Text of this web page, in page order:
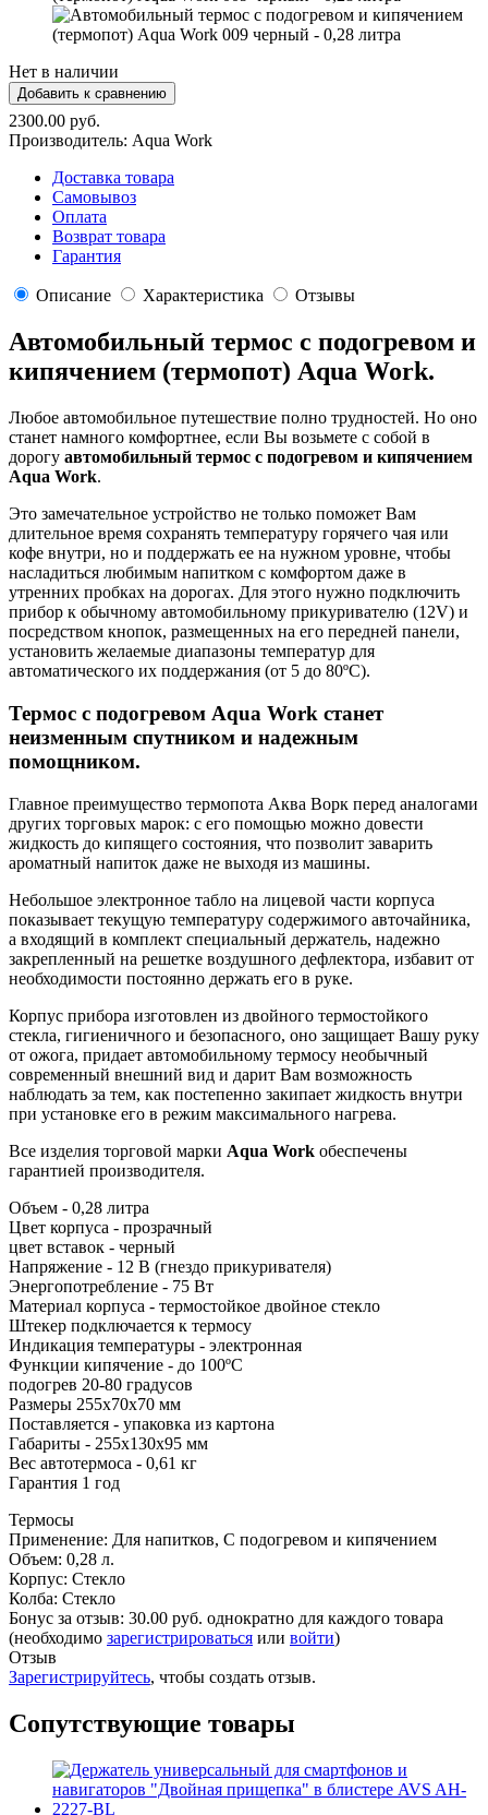
Нет в наличии
2300.00 руб.
Производитель: Aqua Work
Доставка товара
Самовывоз
Оплата
Возврат товара
Гарантия
Описание Характеристика Отзывы
Автомобильный термос с подогревом и
кипячением (термопот) Aqua Work.
Любое автомобильное путешествие полно трудностей. Но оно
станет намного комфортнее, если Вы возьмете с собой в
дорогу автомобильный термос с подогревом и кипячением
Aqua Work.
Это замечательное устройство не только поможет Вам
длительное время сохранять температуру горячего чая или
кофе внутри, но и поддержать ее на нужном уровне, чтобы
насладиться любимым напитком с комфортом даже в
утренних пробках на дорогах. Для этого нужно подключить
прибор к обычному автомобильному прикуривателю (12V) и
посредством кнопок, размещенных на его передней панели,
установить желаемые диапазоны температур для
автоматического их поддержания (от 5 до 80ºС).
Термос c подогревом Aqua Work станет
неизменным спутником и надежным
помощником.
Главное преимущество термопота Аква Ворк перед аналогами
других торговых марок: с его помощью можно довести
жидкость до кипящего состояния, что позволит заварить
ароматный напиток даже не выходя из машины.
Небольшое электронное табло на лицевой части корпуса
показывает текущую температуру содержимого авточайника,
а входящий в комплект специальный держатель, надежно
закрепленный на решетке воздушного дефлектора, избавит от
необходимости постоянно держать его в руке.
Корпус прибора изготовлен из двойного термостойкого
стекла, гигиеничного и безопасного, оно защищает Вашу руку
от ожога, придает автомобильному термосу необычный
современный внешний вид и дарит Вам возможность
наблюдать за тем, как постепенно закипает жидкость внутри
при установке его в режим максимального нагрева.
Все изделия торговой марки Aqua Work обеспечены
гарантией производителя.
Объем - 0,28 литра
Цвет корпуса - прозрачный
цвет вставок - черный
Напряжение - 12 В (гнездо прикуривателя)
Энергопотребление - 75 Вт
Материал корпуса - термостойкое двойное стекло
Штекер подключается к термосу
Индикация температуры - электронная
Функции кипячение - до 100ºС
подогрев 20-80 градусов
Размеры 255x70x70 мм
Поставляется - упаковка из картона
Габариты - 255x130x95 мм
Вес автотермоса - 0,61 кг
Гарантия 1 год
Термосы
Применение: Для напитков, С подогревом и кипячением
Объем: 0,28 л.
Корпус: Стекло
Колба: Стекло
Бонус за отзыв: 30.00 руб. однократно для каждого товара
(необходимо зарегистрироваться или войти)
Отзыв
Зарегистрируйтесь, чтобы создать отзыв.
Сопутствующие товары